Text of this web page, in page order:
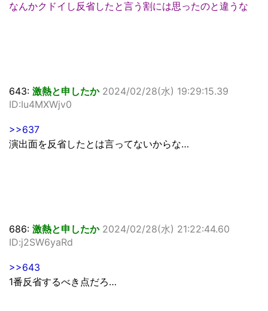
なんかクドイし反省したと言う割には思ったのと違うな
643: 激熱と申したか 2024/02/28(水) 19:29:15.39
ID:Iu4MXWjv0
>>637
演出面を反省したとは言ってないからな…
686: 激熱と申したか 2024/02/28(水) 21:22:44.60
ID:j2SW6yaRd
>>643
1番反省するべき点だろ…